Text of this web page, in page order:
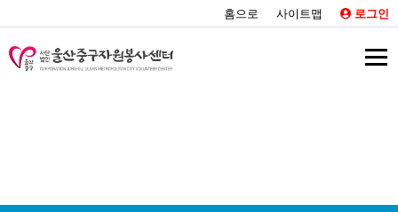
홈으로 사이트맵 로그인